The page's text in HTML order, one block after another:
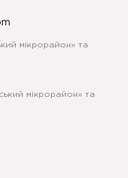
мікрорайон» та
мікрорайон» та